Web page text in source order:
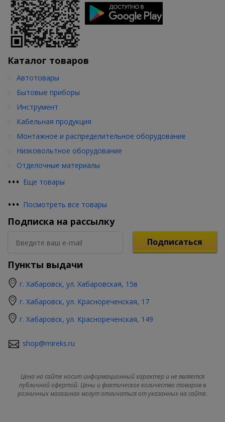
Каталог товаров
••• Еще товары
Автотовары
Бытовые приборы
Инструмент
Кабельная продукция
Монтажное и распределительное оборудование
Низковольтное оборудование
Отделочные материалы
••• Посмотреть все товары
Подписка на рассылку
Подписаться
Пункты выдачи
г. Хабаровск, ул. Хабаровская, 15в
г. Хабаровск, ул. Краснореченская, 17
г. Хабаровск, ул. Краснореченская, 149
shop@mireks.ru
Цена на сайте носит информационный характер и не является
публичной офертой. Цены и фактическое количество товаров в
розничных магазинах могут отличаться от указанных на сайте.